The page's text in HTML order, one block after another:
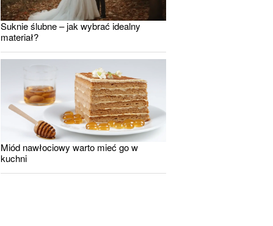
Suknie ślubne – jak wybrać idealny
materiał?
Miód nawłociowy warto mieć go w
kuchni